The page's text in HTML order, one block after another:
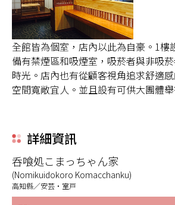
全館皆為個室，店內以此為自豪。1樓
備有禁煙區和吸煙室，吸菸者與非吸
時光。店內也有從顧客視角追求舒適
空間寬敞宜人。並且設有可供大團體
詳細資訊
呑喰処こまっちゃん家
(Nomikuidokoro Komacchanku)
高知縣／安芸・室戸